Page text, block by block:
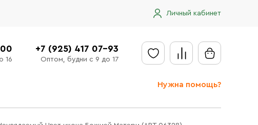
Личный кабинет
16
+7 (925) 417 07-93
Оптом, будни с 9 до 17
Нужна помощь?
Отправить заявку